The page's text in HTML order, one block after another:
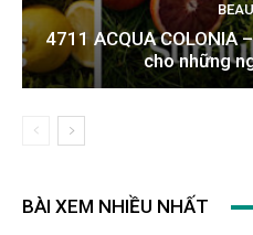
4711 ACQUA COLONIA
cho những
BÀI XEM NHIỀU NHẤT